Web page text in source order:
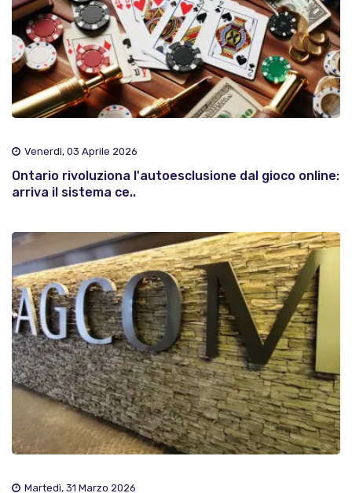
Venerdì, 03 Aprile 2026
Ontario rivoluziona l'autoesclusione dal gioco online:
arriva il sistema ce..
Martedì, 31 Marzo 2026